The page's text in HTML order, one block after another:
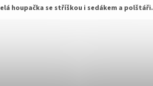
houpačka se stříškou i sedákem a polštáři.